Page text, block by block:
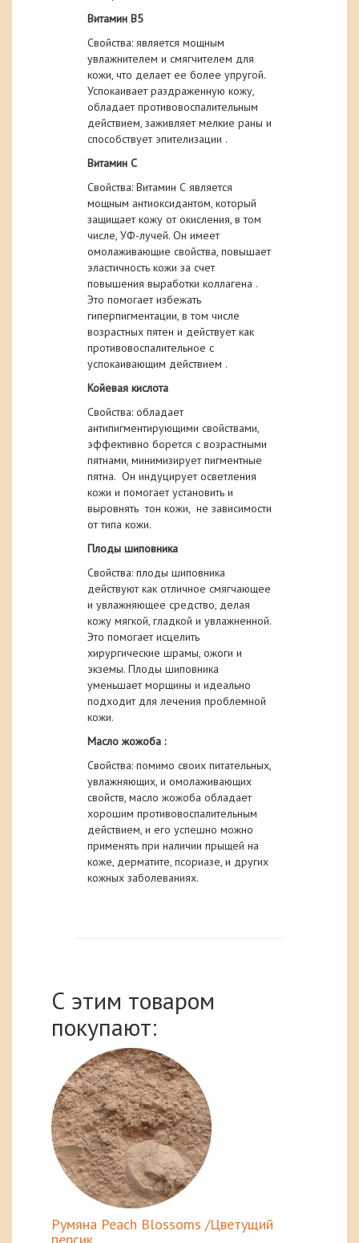
Витамин В5
Свойства: является мощным
увлажнителем и смягчителем для
кожи, что делает ее более упругой.
Успокаивает раздраженную кожу,
обладает противовоспалительным
действием, заживляет мелкие раны и
способствует эпителизации .
Витамин С
Свойства: Витамин С является
мощным антиоксидантом, который
защищает кожу от окисления, в том
числе, УФ-лучей. Он имеет
омолаживающие свойства, повышает
эластичность кожи за счет
повышения выработки коллагена .
Это помогает избежать
гиперпигментации, в том числе
возрастных пятен и действует как
противовоспалительное с
успокаивающим действием .
Койевая кислота
Свойства: обладает
антипигментирующими свойствами,
эффективно борется с возрастными
пятнами, минимизирует пигментные
пятна. Он индуцирует осветления
кожи и помогает установить и
выровнять тон кожи, не зависимости
от типа кожи.
Плоды шиповника
Свойства: плоды шиповника
действуют как отличное смягчающее
и увлажняющее средство, делая
кожу мягкой, гладкой и увлажненной.
Это помогает исцелить
хирургические шрамы, ожоги и
экземы. Плоды шиповника
уменьшает морщины и идеально
подходит для лечения проблемной
кожи.
Масло жожоба :
Свойства: помимо своих питательных,
увлажняющих, и омолаживающих
свойств, масло жожоба обладает
хорошим противовоспалительным
действием, и его успешно можно
применять при наличии прыщей на
коже, дерматите, псориазе, и других
кожных заболеваниях.
С этим товаром
покупают:
Румяна Peach Blossoms /Цветущий
персик